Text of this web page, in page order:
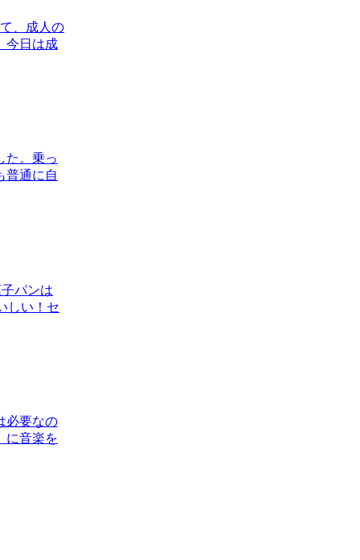
、成人の
今日は成
た。乗っ
普通に自
パンは
しい！セ
必要なの
に音楽を